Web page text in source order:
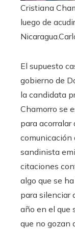
Cristiana
luego de
Nicaragua.
El supuesto
gobierno de
la candidata
Chamorro se
para acorralar
comunicación
sandinista
citaciones
algo que se
para silenciar
año en el que
que no gozan